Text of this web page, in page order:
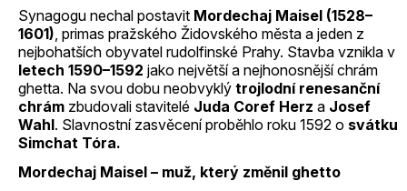
Synagogu nechal postavit Mordechaj Maisel (1528–
1601), primas pražského Židovského města a jeden z
nejbohatších obyvatel rudolfinské Prahy. Stavba vznikla v
letech 1590–1592 jako největší a nejhonosnější chrám
ghetta. Na svou dobu neobvyklý trojlodní renesanční
chrám zbudovali stavitelé Juda Coref Herz a Josef
Wahl. Slavnostní zasvěcení proběhlo roku 1592 o svátku
Simchat Tóra.
Mordechaj Maisel – muž, který změnil ghetto